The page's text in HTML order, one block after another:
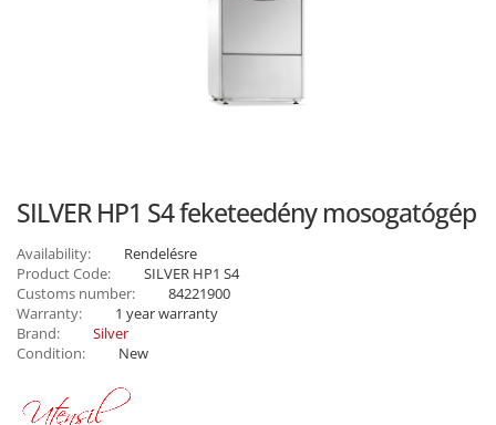
SILVER HP1 S4 feketeedény mosogatógép
Availability:
Rendelésre
Product Code:
SILVER HP1 S4
Customs number:
84221900
Warranty:
1 year warranty
Brand:
Silver
Condition:
New